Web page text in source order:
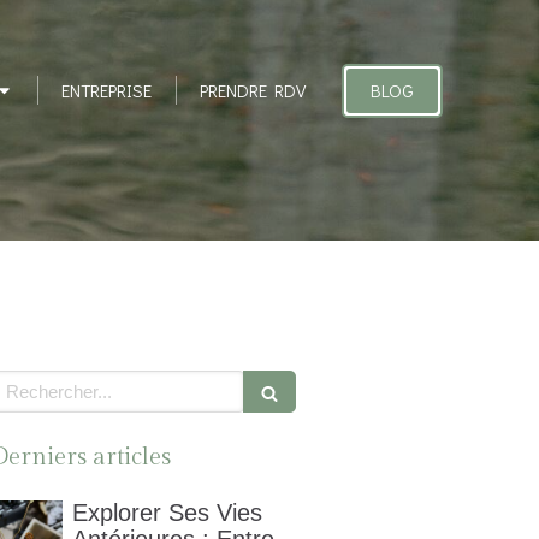
ENTREPRISE PRENDRE RDV BLOG
Rechercher
articles
Explorer Ses Vies